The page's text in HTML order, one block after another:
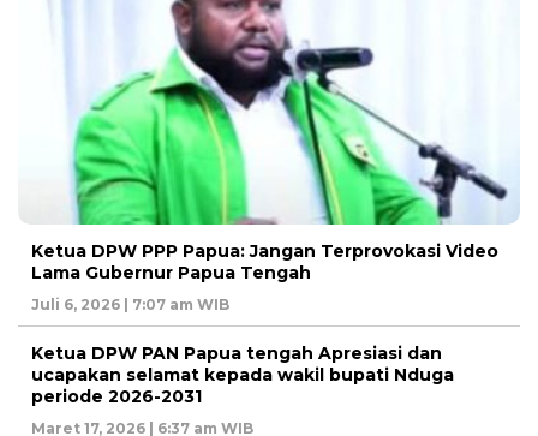
Ketua DPW PPP Papua: Jangan Terprovokasi Video
Lama Gubernur Papua Tengah
Juli 6, 2026 | 7:07 am WIB
Ketua DPW PAN Papua tengah Apresiasi dan
ucapakan selamat kepada wakil bupati Nduga
periode 2026-2031
Maret 17, 2026 | 6:37 am WIB